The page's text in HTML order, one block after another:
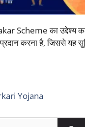
Scheme का उद्देश्य
प्रदान करना है, जिससे यह
Yojana